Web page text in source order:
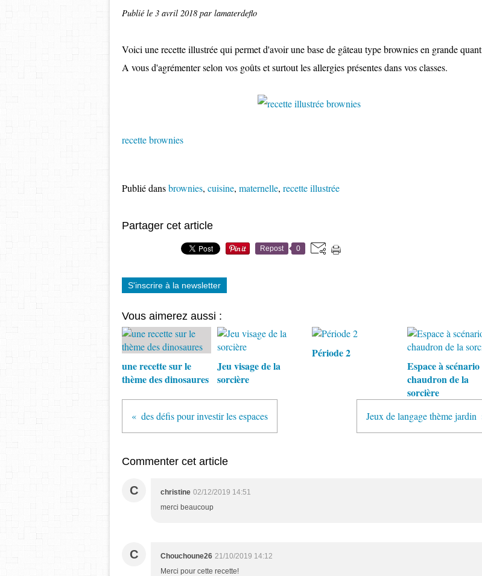
Publié le 3 avril 2018 par lamaterdeflo
Voici une recette illustrée qui permet d'avoir une base de gâteau type brownies en grande
A vous d'agrémenter selon vos goûts et surtout les allergies présentes dans vos classes.
recette brownies
Publié dansbrownies, cuisine, maternelle, recette illustrée
Partager cet article
Repost 0
S'inscrire à la newsletter
Vous aimerez aussi :
une recette sur le
thème des dinosaures
Jeu visage de la
sorcière
Période 2
Espace à scénario
chaudron de la
sorcière
des défis pour investir les espaces Jeux de langage thème jardin
Commenter cet article
C christine 02/12/2019 14:51
merci beaucoup
C Chouchoune26 21/10/2019 14:12
Merci pour cette recette!